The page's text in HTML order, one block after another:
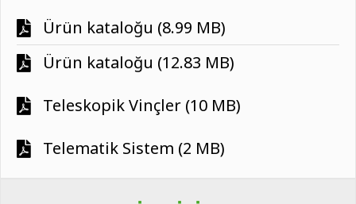
Ürün kataloğu (8.99 MB)
Ürün kataloğu (12.83 MB)
Teleskopik Vinçler (10 MB)
Telematik Sistem (2 MB)